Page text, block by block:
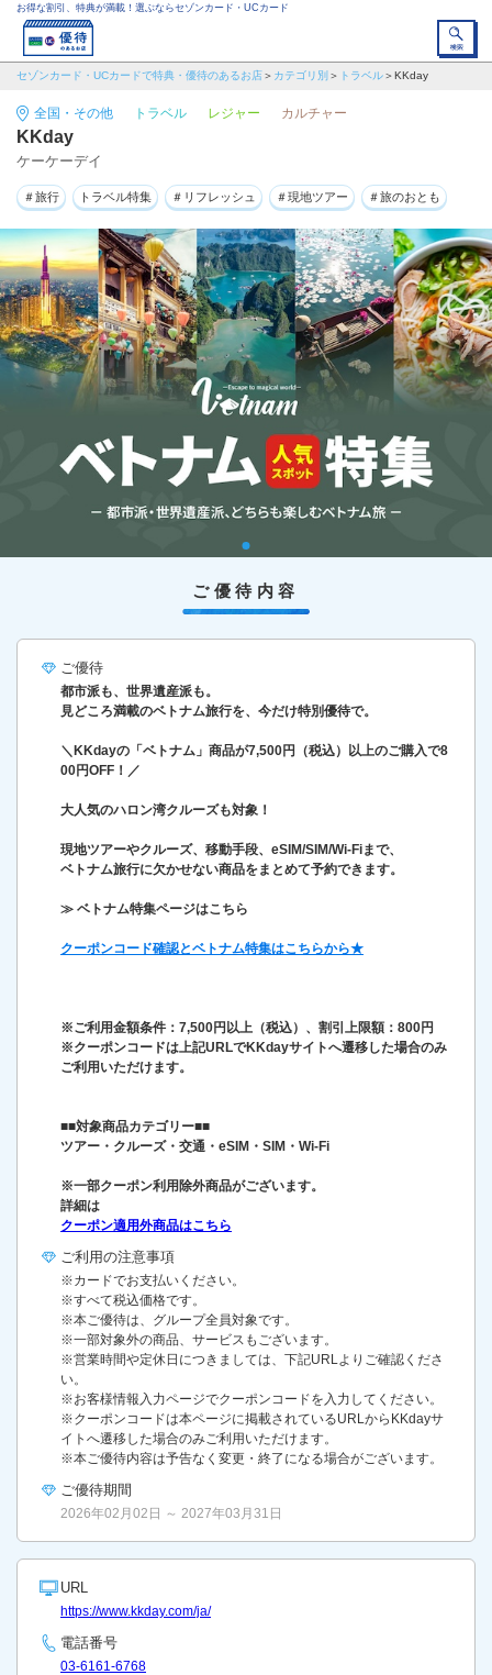
お得な割引、特典が満載！選ぶならセゾンカード・UCカード
セゾンカード・UCカードで特典・優待のあるお店 カテゴリ別 トラベル KKday
全国・その他 トラベル レジャー カルチャー
KKday
ケーケーデイ
＃旅行 トラベル特集 ＃リフレッシュ ＃現地ツアー ＃旅のおとも
ご優待内容
ご優待
都市派も、世界遺産派も。
見どころ満載のベトナム旅行を、今だけ特別優待で。
＼KKdayの「ベトナム」商品が7,500円（税込）以上のご購入で8
00円OFF！／
大人気のハロン湾クルーズも対象！
現地ツアーやクルーズ、移動手段、eSIM/SIM/Wi-Fiまで、
ベトナム旅行に欠かせない商品をまとめて予約できます。
≫ ベトナム特集ページはこちら
クーポンコード確認とベトナム特集はこちらから★
※ご利用金額条件：7,500円以上（税込）、割引上限額：800円
※クーポンコードは上記URLでKKdayサイトへ遷移した場合のみ
ご利用いただけます。
■■対象商品カテゴリー■■
ツアー・クルーズ・交通・eSIM・SIM・Wi-Fi
※一部クーポン利用除外商品がございます。
詳細は
クーポン適用外商品はこちら
ご利用の注意事項
※カードでお支払いください。
※すべて税込価格です。
※本ご優待は、グループ全員対象です。
※一部対象外の商品、サービスもございます。
※営業時間や定休日につきましては、下記URLよりご確認くださ
い。
※お客様情報入力ページでクーポンコードを入力してください。
※クーポンコードは本ページに掲載されているURLからKKdayサ
イトへ遷移した場合のみご利用いただけます。
※本ご優待内容は予告なく変更・終了になる場合がございます。
ご優待期間
2026年02月02日 ～ 2027年03月31日
URL
https://www.kkday.com/ja/
電話番号
03-6161-6768